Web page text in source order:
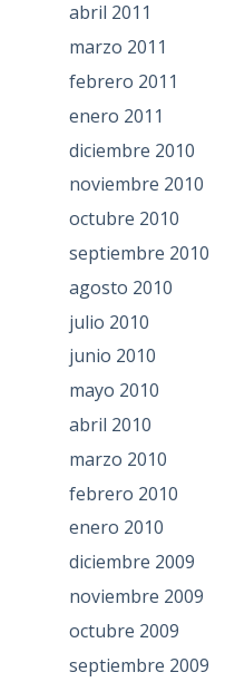
abril 2011
marzo 2011
febrero 2011
enero 2011
diciembre 2010
noviembre 2010
octubre 2010
septiembre 2010
agosto 2010
julio 2010
junio 2010
mayo 2010
abril 2010
marzo 2010
febrero 2010
enero 2010
diciembre 2009
noviembre 2009
octubre 2009
septiembre 2009